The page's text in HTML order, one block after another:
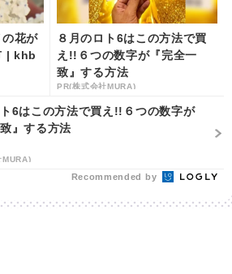
花が
| khb
８月のロト6はこの方法で買
え!!６つの数字が『完全一
致』する方法
PR(株式会社MURA)
6はこの方法で買え!!６つの数字が
致』する方法
MURA)
Recommended by